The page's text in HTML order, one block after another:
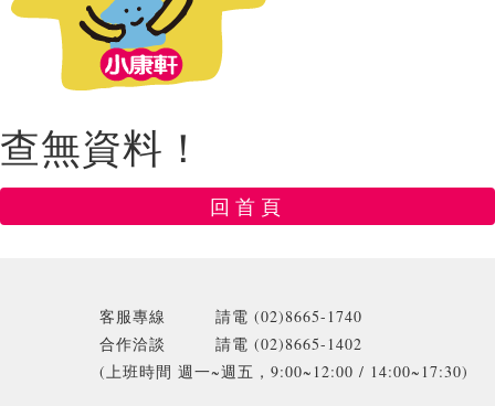
查無資料！
回首頁
客服專線 請電 (02)8665-1740
合作洽談 請電 (02)8665-1402
(上班時間 週一~週五，9:00~12:00 / 14:00~17:30)